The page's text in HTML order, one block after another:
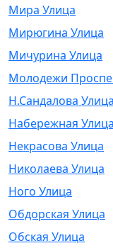
Мира Улица
Мирюгина Улица
Мичурина Улица
Молодежи
Н.Сандалова Улица
Набережная Улица
Некрасова Улица
Николаева Улица
Ного Улица
Обдорская Улица
Обская Улица